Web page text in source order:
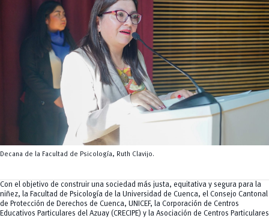
y Agropecuarias
MOVERU
Posgrados
Radio Universitaria
Sostenibilidad
Vinculación
Decana de la Facultad de Psicología, Ruth Clavijo.
Con el objetivo de construir una sociedad más justa, equitativa y segura para la
niñez, la Facultad de Psicología de la Universidad de Cuenca, el Consejo Cantonal
de Protección de Derechos de Cuenca, UNICEF, la Corporación de Centros
Educativos Particulares del Azuay (CRECIPE) y la Asociación de Centros Particulares